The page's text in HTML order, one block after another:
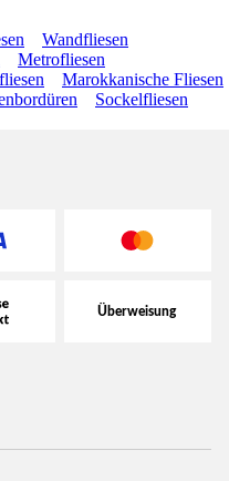
Wandfliesen
Metrofliesen
Marokkanische Fliesen
Sockelfliesen